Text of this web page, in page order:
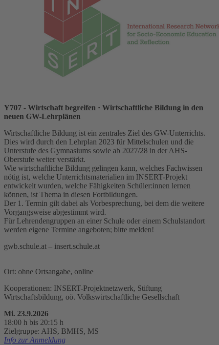
Y707 - Wirtschaft begreifen · Wirtschaftliche Bildung in den
neuen GW-Lehrplänen
Wirtschaftliche Bildung ist ein zentrales Ziel des GW-Unterrichts.
Dies wird durch den Lehrplan 2023 für Mittelschulen und die
Unterstufe des Gymnasiums sowie ab 2027/28 in der AHS-
Oberstufe weiter verstärkt.
Wie wirtschaftliche Bildung gelingen kann, welches Fachwissen
nötig ist, welche Unterrichtsmaterialien im INSERT-Projekt
entwickelt wurden, welche Fähigkeiten Schüler:innen lernen
können, ist Thema in diesen Fortbildungen.
Der 1. Termin gilt dabei als Vorbesprechung, bei dem die weitere
Vorgangsweise abgestimmt wird.
Für Lehrendengruppen an einer Schule oder einem Schulstandort
werden eigene Termine angeboten; bitte melden!
gwb.schule.at – insert.schule.at
Ort: ohne Ortsangabe, online
Kooperationen: INSERT-Projektnetzwerk, Stiftung
Wirtschaftsbildung, oö. Volkswirtschaftliche Gesellschaft
Mi. 23.9.2026
18:00 h bis 20:15 h
Zielgruppe: AHS, BMHS, MS
Info zur Anmeldung